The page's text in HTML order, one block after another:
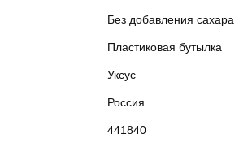
Без добавления сахара
Пластиковая бутылка
Уксус
Россия
441840